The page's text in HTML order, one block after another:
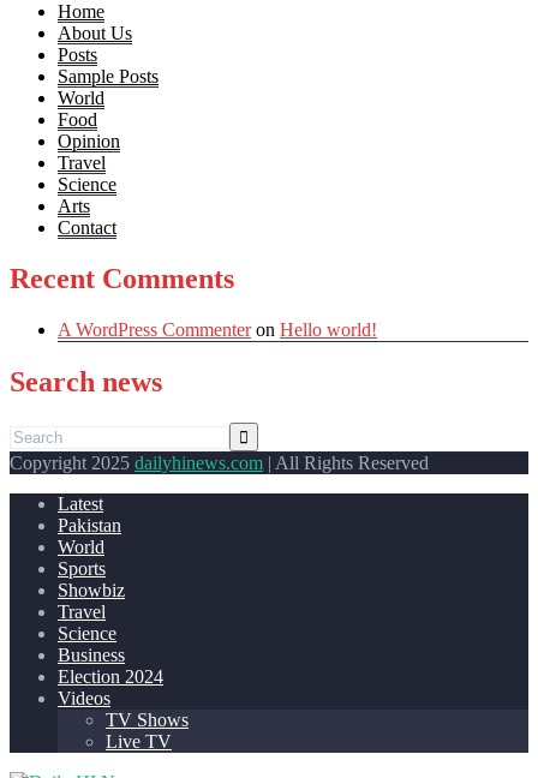
Home
About Us
Posts
Sample Posts
World
Food
Opinion
Travel
Science
Arts
Contact
Recent Comments
A WordPress Commenteron Hello world!
Search news
Copyright 2025 dailyhinews.com | All Rights Reserved
Latest
Pakistan
World
Sports
Showbiz
Travel
Science
Business
Election 2024
Videos
TV Shows
Live TV